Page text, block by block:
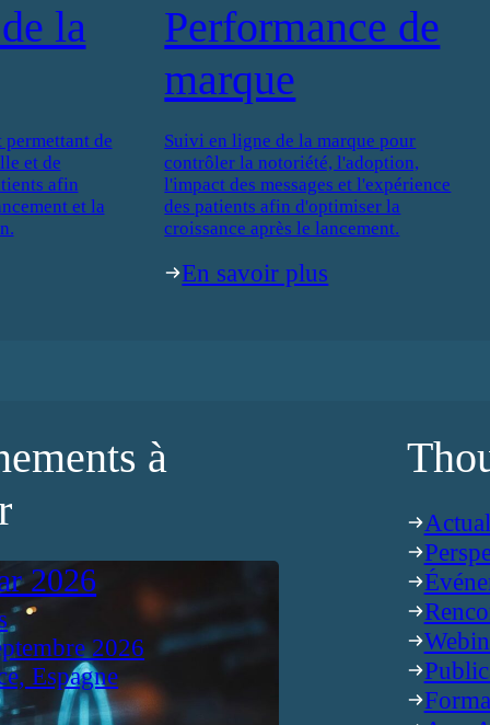
la
permettant de
et de
afin
et la
Performance de
marque
Suivi en ligne de la marque pour
contrôler la notoriété, l'adoption,
l'impact des messages et l'expérience
des patients afin d'optimiser la
croissance après le lancement.
En savoir plus
à
2026
2026
Espagne